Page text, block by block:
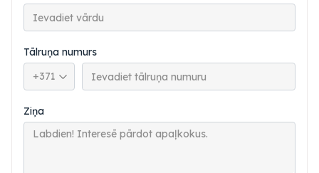
Tālruņa numurs
Tālruņa valsts kods
Ziņa